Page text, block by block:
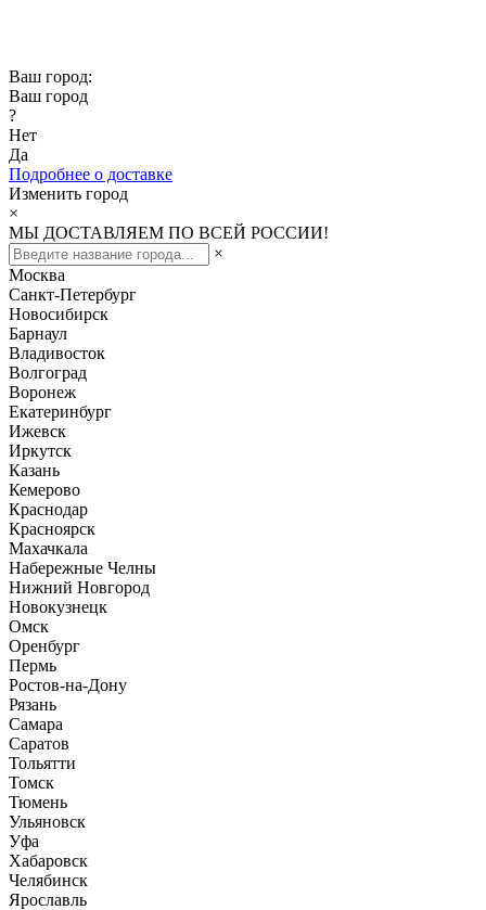
Ваш город:
Ваш город
?
Нет
Да
Подробнее о доставке
Изменить город
×
МЫ ДОСТАВЛЯЕМ ПО ВСЕЙ РОССИИ!
×
Москва
Санкт-Петербург
Новосибирск
Барнаул
Владивосток
Волгоград
Воронеж
Екатеринбург
Ижевск
Иркутск
Казань
Кемерово
Краснодар
Красноярск
Махачкала
Набережные Челны
Нижний Новгород
Новокузнецк
Омск
Оренбург
Пермь
Ростов-на-Дону
Рязань
Самара
Саратов
Тольятти
Томск
Тюмень
Ульяновск
Уфа
Хабаровск
Челябинск
Ярославль